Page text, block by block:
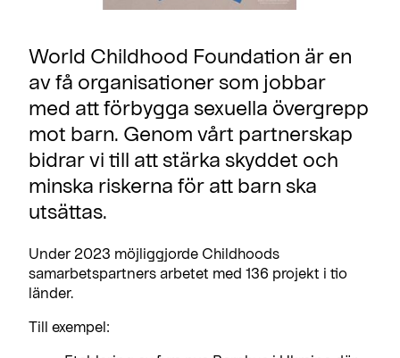
World Childhood Foundation är en
av få organisationer som jobbar
med att förbygga sexuella övergrepp
mot barn. Genom vårt partnerskap
bidrar vi till att stärka skyddet och
minska riskerna för att barn ska
utsättas.
Under 2023 möjliggjorde Childhoods
samarbetspartners arbetet med 136 projekt i tio
länder.
Till exempel: